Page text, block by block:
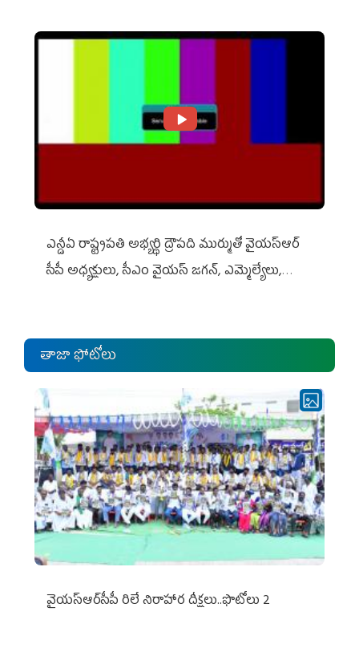
ఎన్డీఏ రాష్ట్ర‌ప‌తి అభ్య‌ర్థి ద్రౌప‌ది ముర్ముతో వైయ‌స్ఆర్
సీపీ అధ్య‌క్షులు, సీఎం వైయ‌స్ జ‌గ‌న్, ఎమ్మెల్యేలు,
తాజా ఫోటోలు
వైయ‌స్ఆర్‌సీపీ రిలే నిరాహార దీక్షలు..ఫొటోలు 2